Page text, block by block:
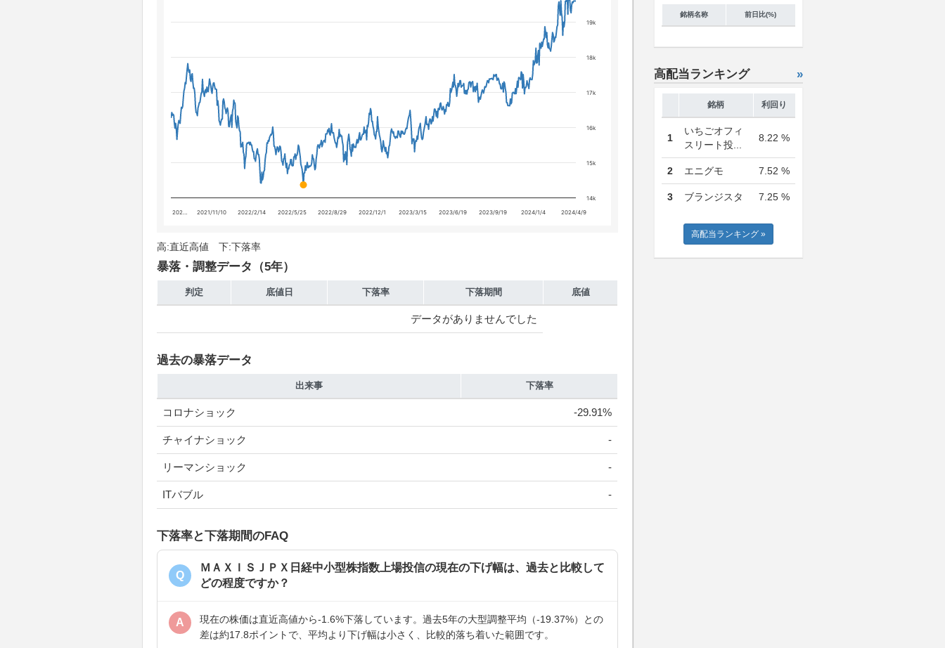
202… 2021/11/10 2022/2/14 2022/5/25 2022/8/29 2022/12/1 2023/3/15 2023/6/19 2023/9/19 2024/1/4 2024/4/9
14k
15k
16k
17k
18k
19k
高:直近高値 下:下落率
暴落・調整データ（5年）
判定 底値日 下落率 下落期間 底値
データがありませんでした
過去の暴落データ
出来事 下落率
コロナショック -29.91%
チャイナショック -
リーマンショック -
ITバブル -
下落率と下落期間のFAQ
Q
ＭＡＸＩＳＪＰＸ日経中小型株指数上場投信の現在の下げ幅は、過去と比較して
どの程度ですか？
A
現在の株価は直近高値から-1.6%下落しています。過去5年の大型調整平均（-19.37%）との
差は約17.8ポイントで、平均より下げ幅は小さく、比較的落ち着いた範囲です。
銘柄名称 前日比(%)
高配当ランキング »
銘柄 利回り
1
いちごオフィ
スリート投...
8.22 %
2 エニグモ 7.52 %
3 ブランジスタ 7.25 %
高配当ランキング »